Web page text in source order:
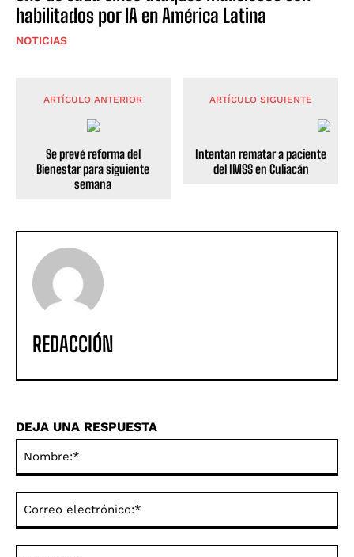
habilitados por IA en América Latina
NOTICIAS
ARTÍCULO ANTERIOR
Se prevé reforma del
Bienestar para siguiente
semana
ARTÍCULO SIGUIENTE
Intentan rematar a paciente
del IMSS en Culiacán
REDACCIÓN
DEJA UNA RESPUESTA